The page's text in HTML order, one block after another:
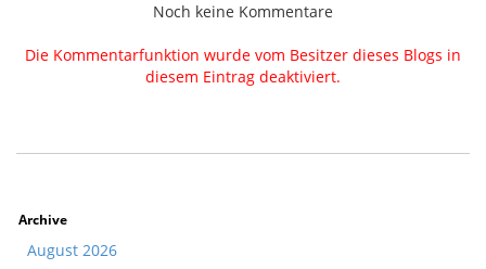
Noch keine Kommentare
Die Kommentarfunktion wurde vom Besitzer dieses Blogs in
diesem Eintrag deaktiviert.
Archive
August 2026